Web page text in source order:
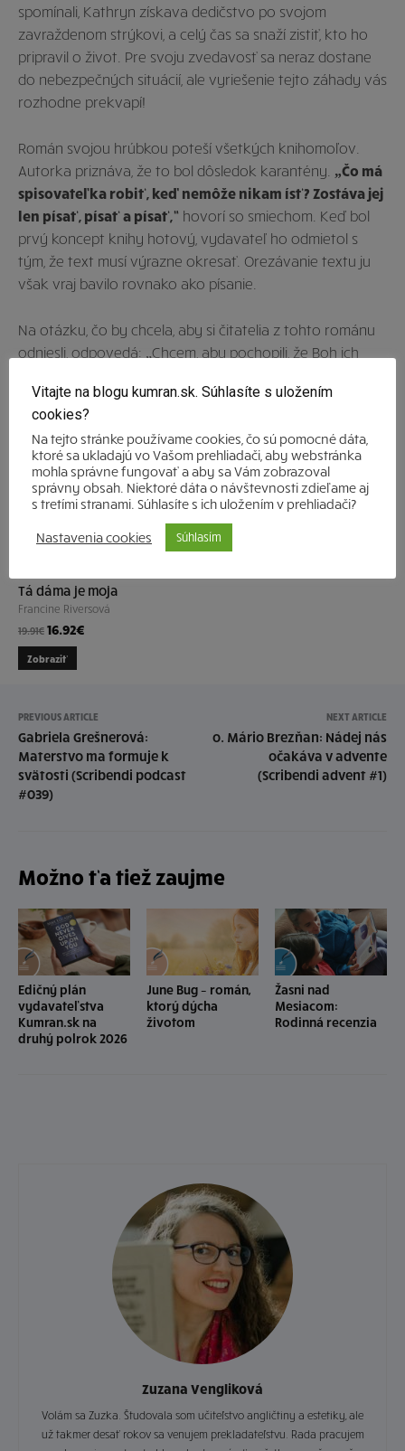
spomínali, Kathryn získava dedičstvo po svojom
zavraždenom strýkovi, a celý čas sa snaží zistiť, kto ho
pripravil o život. Pre svoju zvedavosť sa neraz dostane
do nebezpečných situácií, ale vyriešenie tejto záhady vás
rozhodne prekvapí!
Román svojou hrúbkou poteší všetkých knihomoľov.
Autorka priznáva, že to bol dôsledok karantény. „Čo má
spisovateľka robiť, keď nemôže nikam ísť? Zostáva jej
len písať, písať a písať,“ hovorí so smiechom. Keď bol
prvý koncept knihy hotový, vydavateľ ho odmietol s
tým, že text musí výrazne okresať. Orezávanie textu ju
však vraj bavilo rovnako ako písanie.
Na otázku, čo by chcela, aby si čitatelia z tohto románu
odniesli, odpovedá: „Chcem, aby pochopili, že Boh ich
ktoré nás v živote postretnú, použiť na dobré, a to nielen
pre nás, ale aj pre ľudí okolo nás. Nezameriavajte sa
toľko na to, čo sa deje vo svete; sústreďte sa na to, čo
Boh od vás chce v tejto chvíli.“
Prajem vám príjemné čítanie!
Tá dáma je moja
Francine Riversová
19.91€ 16.92€
Zobraziť
PREVIOUS ARTICLE
Gabriela Grešnerová:
Materstvo ma formuje k
svätosti (Scribendi podcast
#039)
NEXT ARTICLE
o. Mário Brezňan: Nádej nás
očakáva v advente
(Scribendi advent #1)
Možno ťa tiež zaujme
Edičný plán
vydavateľstva
Kumran.sk na
druhý polrok 2026
June Bug – román,
ktorý dýcha
životom
Žasni nad
Mesiacom:
Rodinná recenzia
Zuzana Vengliková
Volám sa Zuzka. Študovala som učiteľstvo angličtiny a estetiky, ale
už takmer desať rokov sa venujem prekladateľstvu. Rada pracujem
Vitajte na blogu kumran.sk. Súhlasíte s uložením
cookies?
Na tejto stránke používame cookies, čo sú pomocné dáta,
ktoré sa ukladajú vo Vašom prehliadači, aby webstránka
mohla správne fungovať a aby sa Vám zobrazoval
správny obsah. Niektoré dáta o návštevnosti zdieľame aj
s tretími stranami. Súhlasíte s ich uložením v prehliadači?
Nastavenia cookies Súhlasím